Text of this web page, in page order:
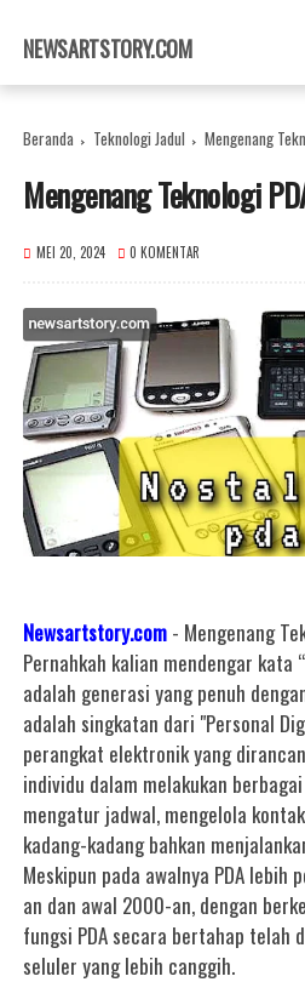
×
NEWSARTSTORY.COM
Beranda Teknologi Jadul Mengenang
Mengenang Teknologi
MEI 20, 2024 0 KOMENTAR
Newsartstory.com - Mengenang
Pernahkah kalian mendengar kata
adalah generasi yang penuh
adalah singkatan dari "Personal
perangkat elektronik yang
individu dalam melakukan
mengatur jadwal, mengelola
kadang-kadang bahkan
Meskipun pada awalnya PDA lebih
an dan awal 2000-an, dengan
fungsi PDA secara bertahap telah
seluler yang lebih canggih.